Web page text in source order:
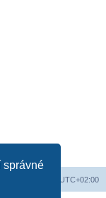
správné
UTC+02:00